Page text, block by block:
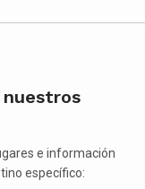
nuestros
e información
específico: